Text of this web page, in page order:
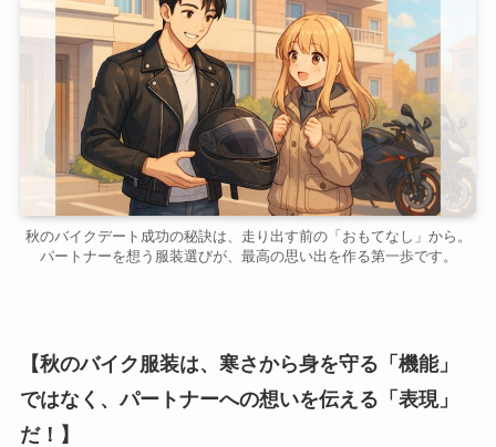
秋のバイクデート成功の秘訣は、走り出す前の「おもてなし」から。
パートナーを想う服装選びが、最高の思い出を作る第一歩です。
【秋のバイク服装は、寒さから身を守る「機能」
ではなく、パートナーへの想いを伝える「表現」
だ！】